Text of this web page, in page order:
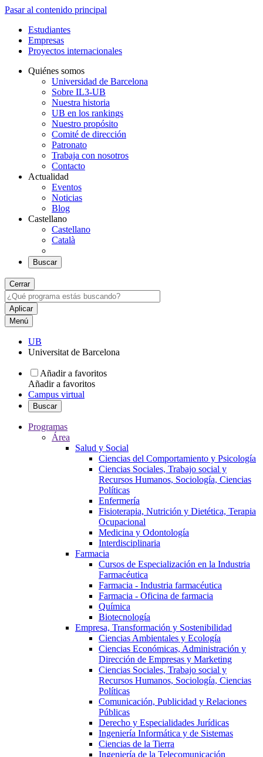
Pasar al contenido principal
Estudiantes
Empresas
Proyectos internacionales
Quiénes somos
Universidad de Barcelona
Sobre IL3-UB
Nuestra historia
UB en los rankings
Nuestro propósito
Comité de dirección
Patronato
Trabaja con nosotros
Contacto
Actualidad
Eventos
Noticias
Blog
Castellano
Castellano
Català
Buscar
Cerrar
Menú
UB
Universitat de Barcelona
Añadir a favoritos
Añadir a favoritos
Campus virtual
Buscar
Programas
Área
Salud y Social
Ciencias del Comportamiento y Psicología
Ciencias Sociales, Trabajo social y
Recursos Humanos, Sociología, Ciencias
Políticas
Enfermería
Fisioterapia, Nutrición y Dietética, Terapia
Ocupacional
Medicina y Odontología
Interdisciplinaria
Farmacia
Cursos de Especialización en la Industria
Farmacéutica
Farmacia - Industria farmacéutica
Farmacia - Oficina de farmacia
Química
Biotecnología
Empresa, Transformación y Sostenibilidad
Ciencias Ambientales y Ecología
Ciencias Económicas, Administración y
Dirección de Empresas y Marketing
Ciencias Sociales, Trabajo social y
Recursos Humanos, Sociología, Ciencias
Políticas
Comunicación, Publicidad y Relaciones
Públicas
Derecho y Especialidades Jurídicas
Ingeniería Informática y de Sistemas
Ciencias de la Tierra
Ingeniería de la Telecomunicación